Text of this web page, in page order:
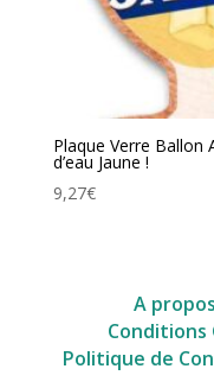
Plaque Verre Ballon
d’eau Jaune !
9,27€
A propos
Conditions
Politique de